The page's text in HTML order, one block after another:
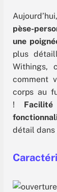
pèse-
une
plus
Withings,
comment
corps au
!
détail